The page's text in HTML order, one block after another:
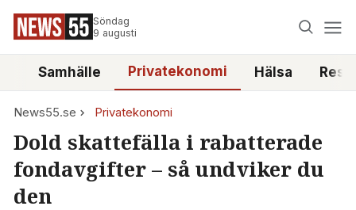
Söndag
9 augusti
Samhälle Privatekonomi Hälsa
News55.se Privatekonomi
Dold skattefälla i rabatterade
fondavgifter – så undviker du
den